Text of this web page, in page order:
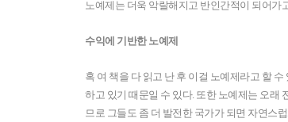
노예제는 더욱 악랄해지고 반인간적이 되어가
수익에 기반한 노예제
혹 여 책을 다 읽고 난 후 이걸 노예제라고 할
하고 있기 때문일 수 있다. 또한 노예제는 오래
므로 그들도 좀 더 발전한 국가가 되면 자연스